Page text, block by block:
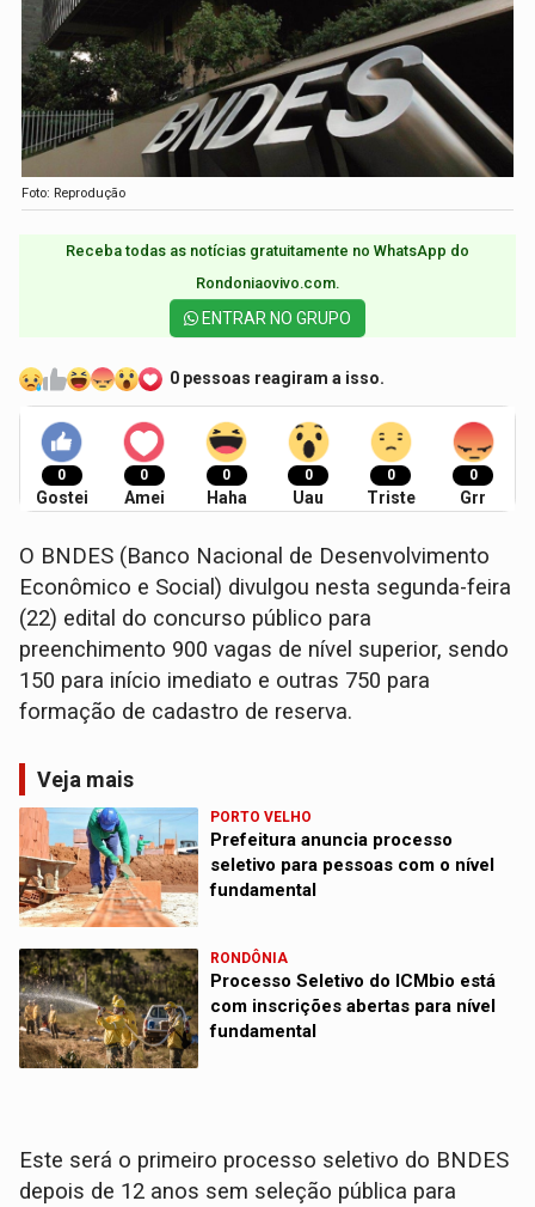
Foto: Reprodução
Receba todas as notícias gratuitamente no WhatsApp do
Rondoniaovivo.com.​
ENTRAR NO GRUPO
0 pessoas reagiram a isso.
0
Gostei
0
Amei
0
Haha
0
Uau
0
Triste
0
Grr
O BNDES (Banco Nacional de Desenvolvimento
Econômico e Social) divulgou nesta segunda-feira
(22) edital do concurso público para
preenchimento 900 vagas de nível superior, sendo
150 para início imediato e outras 750 para
formação de cadastro de reserva.
Veja mais
PORTO VELHO
Prefeitura anuncia processo
seletivo para pessoas com o nível
fundamental
RONDÔNIA
Processo Seletivo do ICMbio está
com inscrições abertas para nível
fundamental
Este será o primeiro processo seletivo do BNDES
depois de 12 anos sem seleção pública para